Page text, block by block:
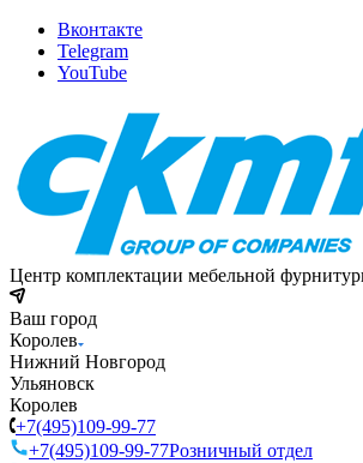
Вконтакте
Telegram
YouTube
Центр комплектации мебельной
Ваш город
Королев
Нижний Новгород
Ульяновск
Королев
+7(495)109-99-77
+7(495)109-99-77Розничный отдел